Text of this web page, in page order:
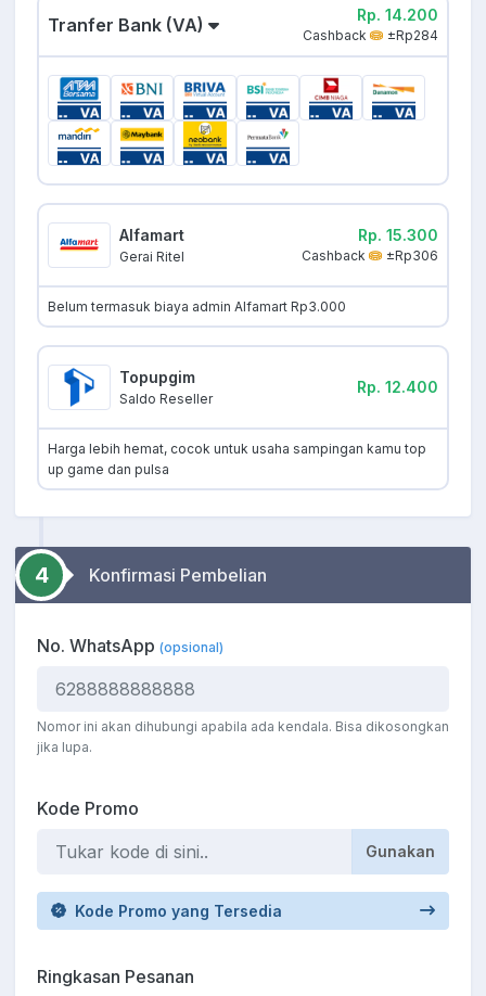
Tranfer Bank (VA) Rp. 14.200
Cashback ±Rp284
Alfamart
Gerai Ritel
Rp. 15.300
Cashback ±Rp306
Belum termasuk biaya admin Alfamart Rp3.000
Topupgim
Saldo Reseller
Rp. 12.400
Harga lebih hemat, cocok untuk usaha sampingan kamu top
up game dan pulsa
4 Konfirmasi Pembelian
No. WhatsApp (opsional)
Nomor ini akan dihubungi apabila ada kendala. Bisa dikosongkan
jika lupa.
Kode Promo
Gunakan
Kode Promo yang Tersedia
Ringkasan Pesanan